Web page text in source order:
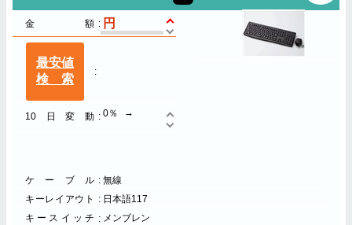
金額
最安値
検索
10日変動 0％
ケーブル
無線
キーレイアウト
日本語117
キースイッチ
メンブレン